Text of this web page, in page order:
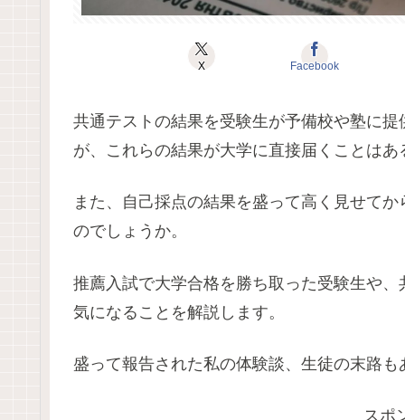
X Facebook
共通テストの結果を受験生が予備校や塾に
が、これらの結果が大学に直接届くことはあ
また、自己採点の結果を盛って高く見せて
のでしょうか。
推薦入試で大学合格を勝ち取った受験生や
気になることを解説します。
盛って報告された私の体験談、生徒の末路
スポ